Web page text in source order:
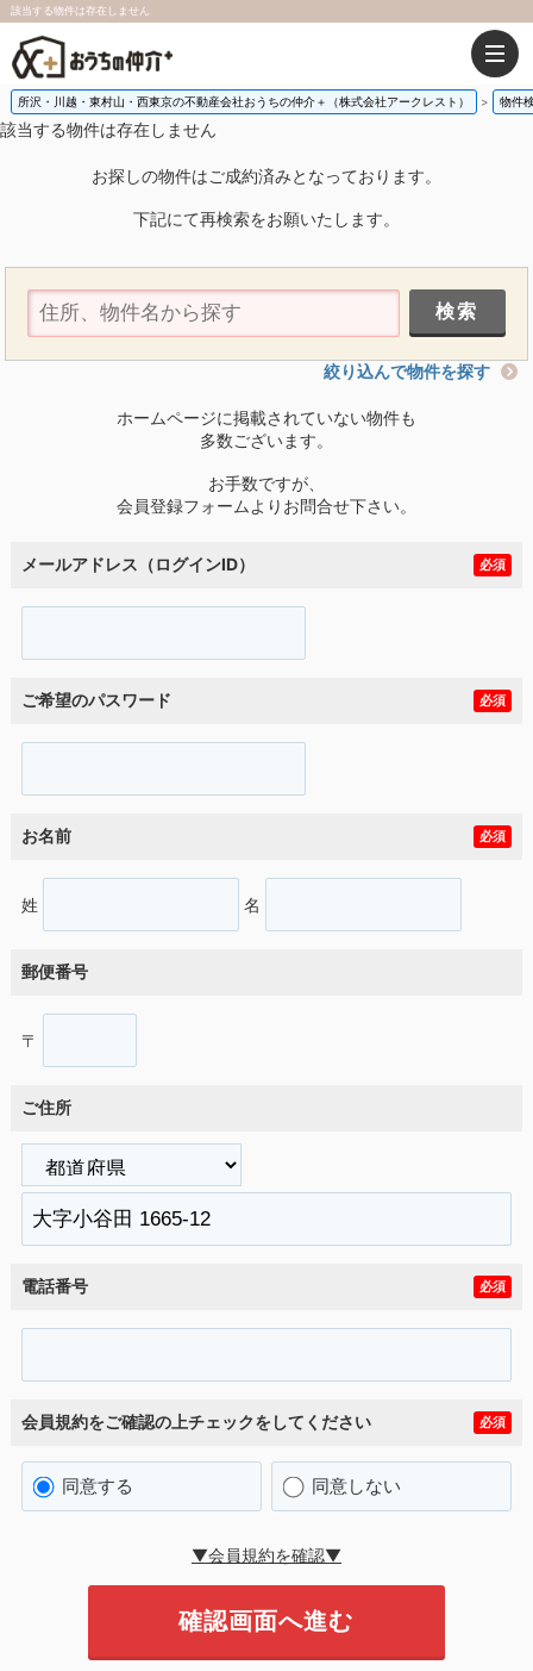
該当する物件は存在しません
所沢・川越・東村山・西東京の不動産会社おうちの仲介＋（株式会社アークレスト） 物件
該当する物件は存在しません
お探しの物件はご成約済みとなっております。
下記にて再検索をお願いたします。
絞り込んで物件を探す
ホームページに掲載されていない物件も
多数ございます。
お手数ですが、
会員登録フォームよりお問合せ下さい。
メールアドレス（ログインID） 必須
ご希望のパスワード 必須
お名前 必須
姓 名
郵便番号
〒
ご住所
電話番号 必須
会員規約をご確認の上チェックをしてください 必須
同意する 同意しない
▼会員規約を確認▼